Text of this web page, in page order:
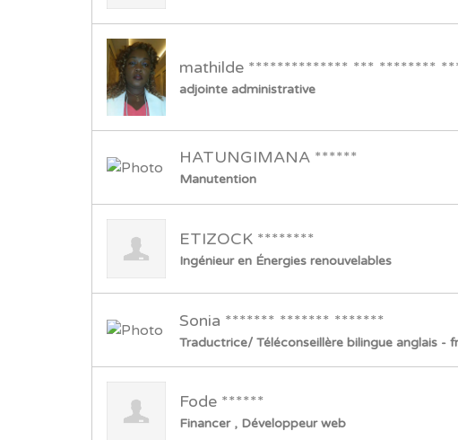
mathilde ************** *** ********
adjointe administrative
HATUNGIMANA ******
Manutention
ETIZOCK ********
Ingénieur en Énergies renouvelables
Sonia ******* ******* *******
Traductrice/ Téléconseillère bilingue anglais -
Fode ******
Financer , Développeur web